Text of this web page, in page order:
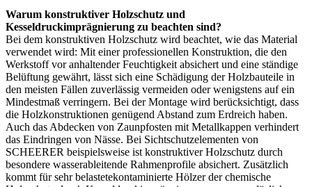
Warum konstruktiver Holzschutz und
Kesseldruckimprägnierung zu beachten sind?
Bei dem konstruktiven Holzschutz wird beachtet, wie das Material
verwendet wird: Mit einer professionellen Konstruktion, die den
Werkstoff vor anhaltender Feuchtigkeit absichert und eine ständige
Belüftung gewährt, lässt sich eine Schädigung der Holzbauteile in
den meisten Fällen zuverlässig vermeiden oder wenigstens auf ein
Mindestmaß verringern. Bei der Montage wird berücksichtigt, dass
die Holzkonstruktionen genügend Abstand zum Erdreich haben.
Auch das Abdecken von Zaunpfosten mit Metallkappen verhindert
das Eindringen von Nässe. Bei Sichtschutzelementen von
SCHEERER beispielsweise ist konstruktiver Holzschutz durch
besondere wasserableitende Rahmenprofile absichert. Zusätzlich
kommt für sehr belastetekontaminierte Hölzer der chemische